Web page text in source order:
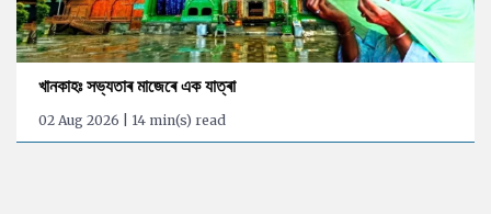
খানকাহঃ সভ্যতাৰ মাজেৰে এক যাত্ৰা
02 Aug 2026 | 14 min(s) read